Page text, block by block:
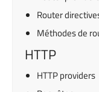
Router
Méthodes de
HTTP
HTTP providers